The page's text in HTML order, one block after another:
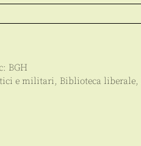
BGH
e militari, Biblioteca liberale,